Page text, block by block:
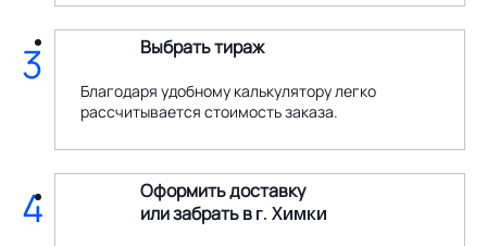
Выбрать тираж
Благодаря удобному калькулятору легко
рассчитывается стоимость заказа.
3
Оформить доставку
или забрать вг. Химки
4